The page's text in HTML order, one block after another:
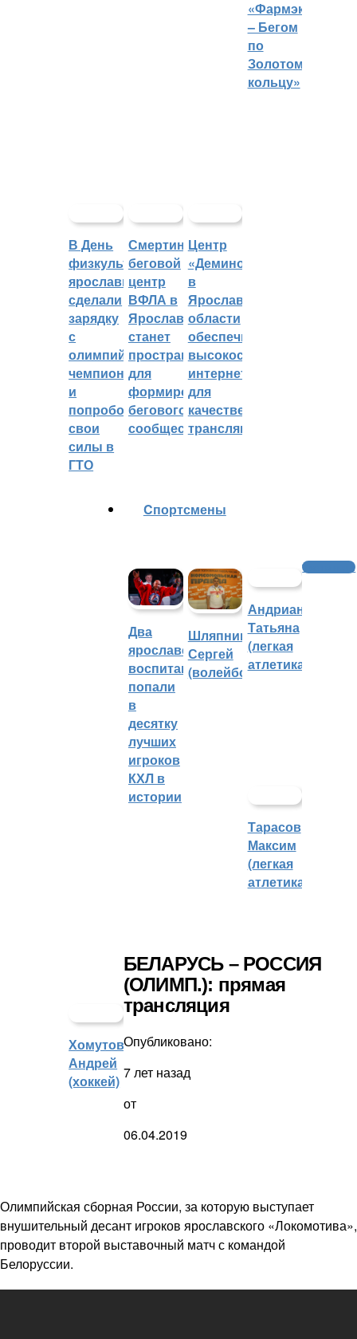
«Фармэко
– Бегом
по
Золотому
кольцу»
В День
физкультурника
ярославцы
сделали
зарядку
с
олимпийским
чемпионом
и
попробовали
свои
силы в
ГТО
Смертин:
беговой
центр
ВФЛА в
Ярославле
станет
пространством
для
формирования
бегового
сообщества
Центр
«Демино»
в
Ярославской
области
обеспечивают
высокоскоростным
интернетом
для
качественных
трансляций
Cпортсмены
Два
ярославских
воспитанника
попали
в
десятку
лучших
игроков
КХЛ в
истории
Шляпников
Сергей
(волейбол)
Андрианова
Татьяна
(легкая
атлетика)
Тарасов
Максим
(легкая
атлетика)
Хомутов
Андрей
(хоккей)
Трансляции
БЕЛАРУСЬ – РОССИЯ
(ОЛИМП.): прямая
трансляция
Опубликовано:
7 лет назад
от
06.04.2019
Олимпийская сборная России, за которую выступает
внушительный десант игроков ярославского «Локомотива»,
проводит второй выставочный матч с командой
Белоруссии.